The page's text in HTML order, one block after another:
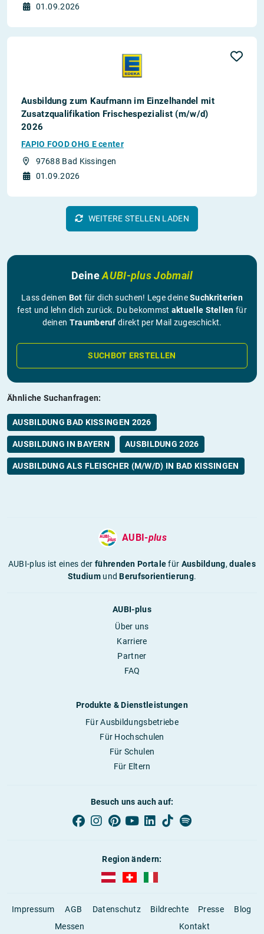
01.09.2026
Ausbildung zum Kaufmann im Einzelhandel mit
Zusatzqualifikation Frischespezialist (m/w/d)
2026
FAPIO FOOD OHG E center
97688 Bad Kissingen
01.09.2026
WEITERE STELLEN LADEN
DeineAUBI-plus Jobmail
Lass deinen Bot für dich suchen! Lege deineSuchkriterien
fest und lehn dich zurück. Du bekommst aktuelle Stellen für
deinen Traumberuf direkt per Mail zugeschickt.
SUCHBOT ERSTELLEN
Ähnliche Suchanfragen:
AUSBILDUNG BAD KISSINGEN 2026
AUSBILDUNG IN BAYERN AUSBILDUNG 2026
AUSBILDUNG ALS FLEISCHER (M/W/D) IN BAD KISSINGEN
AUBI-plus
AUBI-plus ist eines derführenden Portalefür Ausbildung,duales
StudiumundBerufsorientierung.
AUBI-plus
Über uns
Karriere
Partner
FAQ
Produkte & Dienstleistungen
Für Ausbildungsbetriebe
Für Hochschulen
Für Schulen
Für Eltern
Besuch uns auch auf:
Region ändern:
AUBI-plus Österreich (deutsch)
Impressum AGB Datenschutz Bildrechte Presse
Blog
Messen
Kontakt